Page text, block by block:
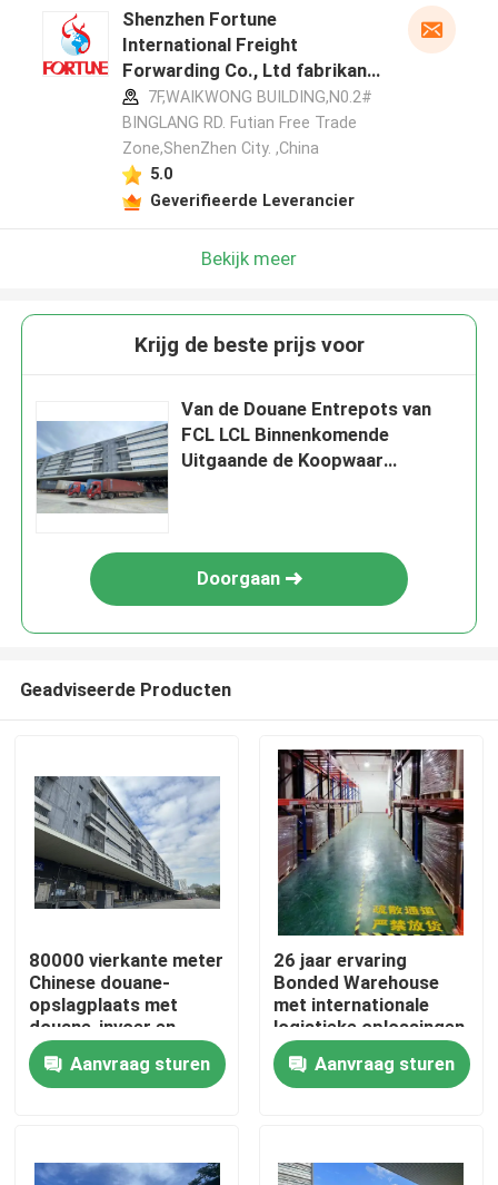
Thuis
Over ons
Shenzhen Fortune
International Freight
Forwarding Co., Ltd fabrikant
profiel7F,WAIKWONG BUILDING,N0.2#
BINGLANG RD. Futian Free Trade
Zone,ShenZhen City. ,China
5.0
Geverifieerde Leverancier
Bekijk meer
Krijg de beste prijs voor
Van de Douane Entrepots van
FCL LCL Binnenkomende
Uitgaande de Koopwaar
Doorgaan
Geadviseerde Producten
80000 vierkante meter
Chinese douane-
opslagplaats met
douane-invoer en -
uitvoer
Aanvraag sturen
26 jaar ervaring
Bonded Warehouse
met internationale
logistieke oplossingen
Aanvraag sturen